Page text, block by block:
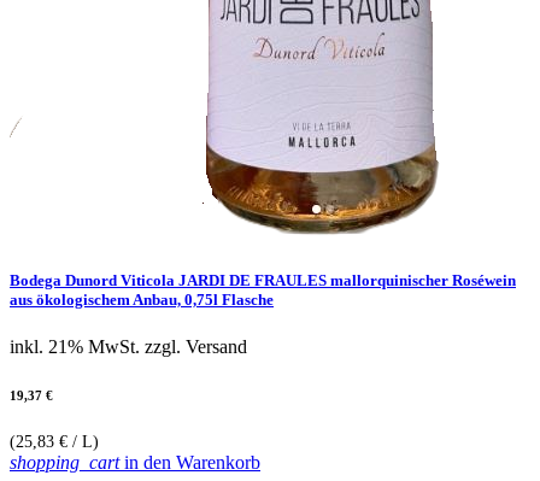
Bodega Dunord Viticola JARDI DE FRAULES mallorquinischer Roséwein
aus ökologischem Anbau, 0,75l Flasche
inkl. 21% MwSt. zzgl. Versand
19,37 €
(25,83 € / L)
shopping_cartin den Warenkorb